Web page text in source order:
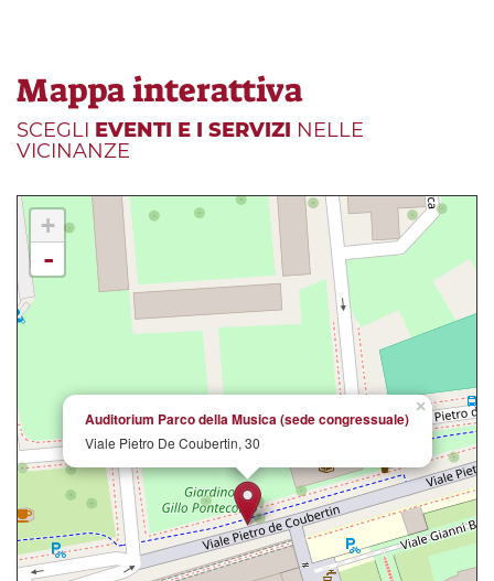
Mappa interattiva
SCEGLI EVENTI E I SERVIZI NELLE
VICINANZE
×
Auditorium Parco della Musica (sede congressuale)
Viale Pietro De Coubertin, 30
+
-